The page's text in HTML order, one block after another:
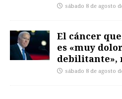
sábado 8 de agosto
El cáncer
es «muy
debilitante»,
sábado 8 de agosto